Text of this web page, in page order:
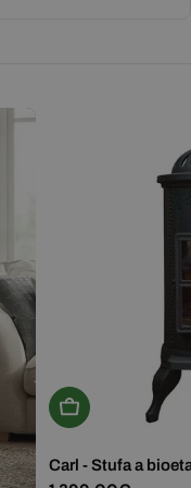
Aggiungi Al
Carl - Stufa a